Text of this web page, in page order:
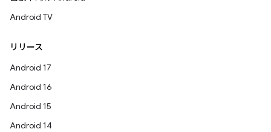
Android TV
リリース
Android 17
Android 16
Android 15
Android 14